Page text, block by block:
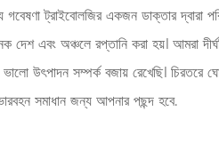
ট্রাইবোলজির একজন ডাক্তার দ্বারা
দেশ এবং অঞ্চলে রপ্তানি করা হয়। আমরা
উৎপাদন সম্পর্ক বজায় রেখেছি। চিরতরে
সমাধান জন্য আপনার পছন্দ হবে.